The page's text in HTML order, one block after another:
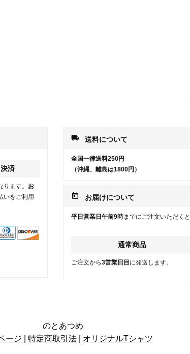
済
ます。 お
いをご利用
local_shipping 送料について
全国一律送料250円
（沖縄、離島は1800円）
today お届けについて
平日営業日午前9時までにご注文いただくと
通常商品
ご注文から3営業日目 に発送します。
のとあつめ
ージ
特定商取引法 オリジナルTシャツ